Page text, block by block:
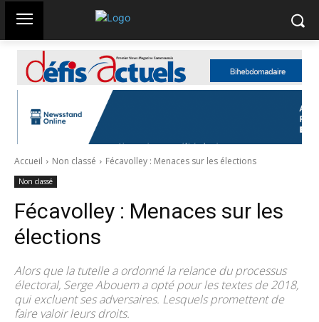
Accueil Non classé Fécavolley : Menaces sur les élections
Non classé
Fécavolley : Menaces sur les
élections
Alors que la tutelle a ordonné la relance du processus
électoral, Serge Abouem a opté pour les textes de 2018,
qui excluent ses adversaires. Lesquels promettent de
faire valoir leurs droits.